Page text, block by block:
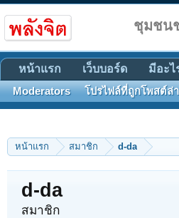
หน้าแรก สมาชิก d-da
d-da
สมาชิก
ชุมชน
หน้าแรก เว็บบอร์ด มีอะไ
Moderators โปรไฟล์ที่ถูกโพสต์ล่